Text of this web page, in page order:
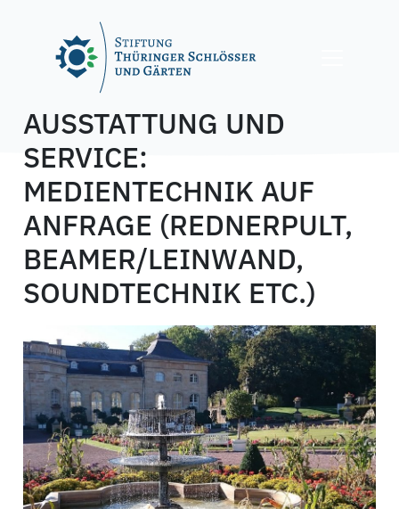
AUSSTATTUNG UND
SERVICE:
MEDIENTECHNIK AUF
ANFRAGE (REDNERPULT,
BEAMER/LEINWAND,
SOUNDTECHNIK ETC.)